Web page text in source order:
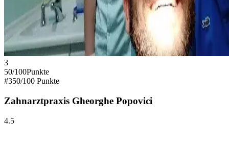
3
50/100Punkte
#350/100 Punkte
Zahnarztpraxis Gheorghe Popovici
4.5